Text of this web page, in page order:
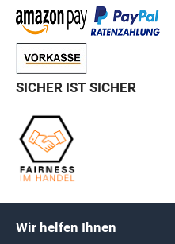
SICHER IST SICHER
Wir helfen Ihnen